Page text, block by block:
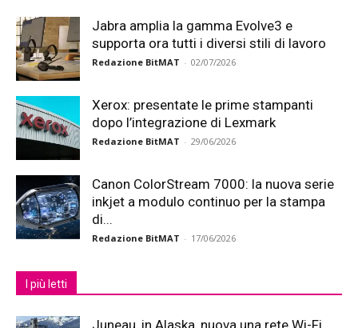
Jabra amplia la gamma Evolve3 e
supporta ora tutti i diversi stili di lavoro
Redazione BitMAT - 02/07/2026
Xerox: presentate le prime stampanti
dopo l’integrazione di Lexmark
Redazione BitMAT - 29/06/2026
Canon ColorStream 7000: la nuova serie
inkjet a modulo continuo per la stampa
di...
Redazione BitMAT - 17/06/2026
I più letti
Juneau, in Alaska, nuova una rete Wi-Fi